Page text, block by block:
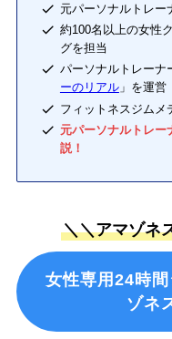
元パーソナルトレー
約100名以上の女性
グを担当
パーソナルトレーナ
ーのリアル」を運営
フィットネスジムメ
元パーソナルトレー
説！
＼＼アマゾネ
女性専用24時
ゾネ